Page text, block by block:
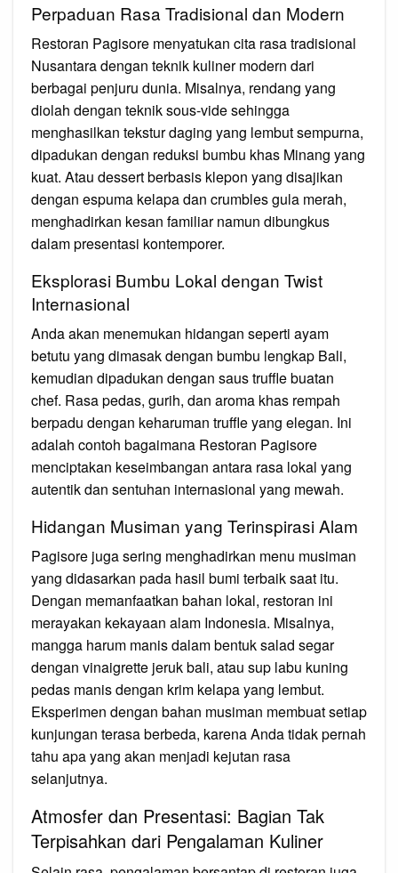
Perpaduan Rasa Tradisional dan Modern
Restoran Pagisore menyatukan cita rasa tradisional
Nusantara dengan teknik kuliner modern dari
berbagai penjuru dunia. Misalnya, rendang yang
diolah dengan teknik sous‑vide sehingga
menghasilkan tekstur daging yang lembut sempurna,
dipadukan dengan reduksi bumbu khas Minang yang
kuat. Atau dessert berbasis klepon yang disajikan
dengan espuma kelapa dan crumbles gula merah,
menghadirkan kesan familiar namun dibungkus
dalam presentasi kontemporer.
Eksplorasi Bumbu Lokal dengan Twist
Internasional
Anda akan menemukan hidangan seperti ayam
betutu yang dimasak dengan bumbu lengkap Bali,
kemudian dipadukan dengan saus truffle buatan
chef. Rasa pedas, gurih, dan aroma khas rempah
berpadu dengan keharuman truffle yang elegan. Ini
adalah contoh bagaimana Restoran Pagisore
menciptakan keseimbangan antara rasa lokal yang
autentik dan sentuhan internasional yang mewah.
Hidangan Musiman yang Terinspirasi Alam
Pagisore juga sering menghadirkan menu musiman
yang didasarkan pada hasil bumi terbaik saat itu.
Dengan memanfaatkan bahan lokal, restoran ini
merayakan kekayaan alam Indonesia. Misalnya,
mangga harum manis dalam bentuk salad segar
dengan vinaigrette jeruk bali, atau sup labu kuning
pedas manis dengan krim kelapa yang lembut.
Eksperimen dengan bahan musiman membuat setiap
kunjungan terasa berbeda, karena Anda tidak pernah
tahu apa yang akan menjadi kejutan rasa
selanjutnya.
Atmosfer dan Presentasi: Bagian Tak
Terpisahkan dari Pengalaman Kuliner